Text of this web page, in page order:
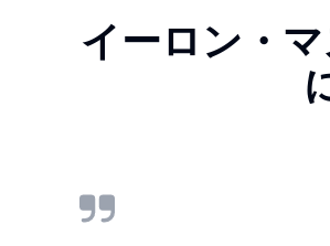
イーロン・